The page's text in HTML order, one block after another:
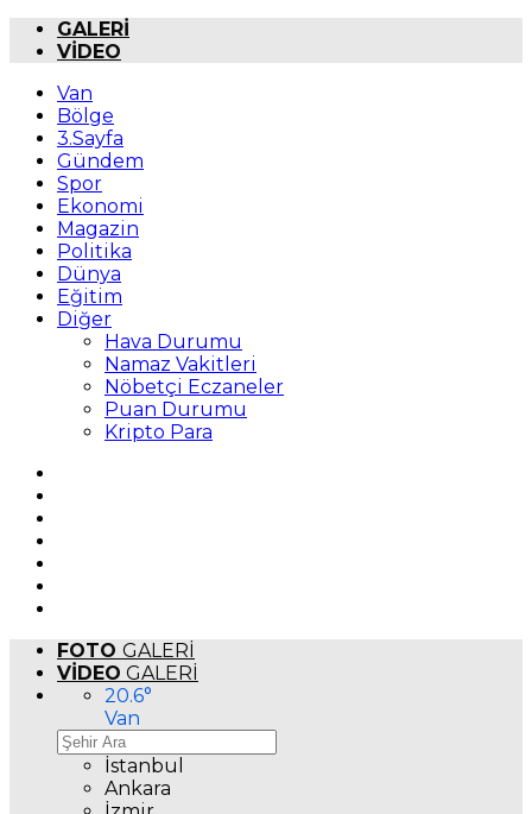
GALERİ
VİDEO
Van
Bölge
3.Sayfa
Gündem
Spor
Ekonomi
Magazin
Politika
Dünya
Eğitim
Diğer
Hava Durumu
Namaz Vakitleri
Nöbetçi Eczaneler
Puan Durumu
Kripto Para
FOTO GALERİ
VİDEO GALERİ
20.6°
Van
İstanbul
Ankara